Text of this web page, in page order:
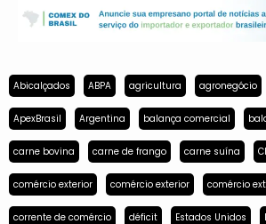
Abicalçados ABPA agricultura agronegócio
ApexBrasil Argentina balança comercial
carne bovina carne de frango carne suína
comércio exterior comércio exterior comércio
corrente de comércio déficit Estados Unidos